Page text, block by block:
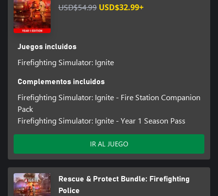
USD$54.99 USD$32.99+
Juegos incluidos
Firefighting Simulator: Ignite
Complementos incluidos
Firefighting Simulator: Ignite - Fire Station Companion
Pack
Firefighting Simulator: Ignite - Year 1 Season Pass
IR AL JUEGO
Rescue & Protect Bundle: Firefighting
Police